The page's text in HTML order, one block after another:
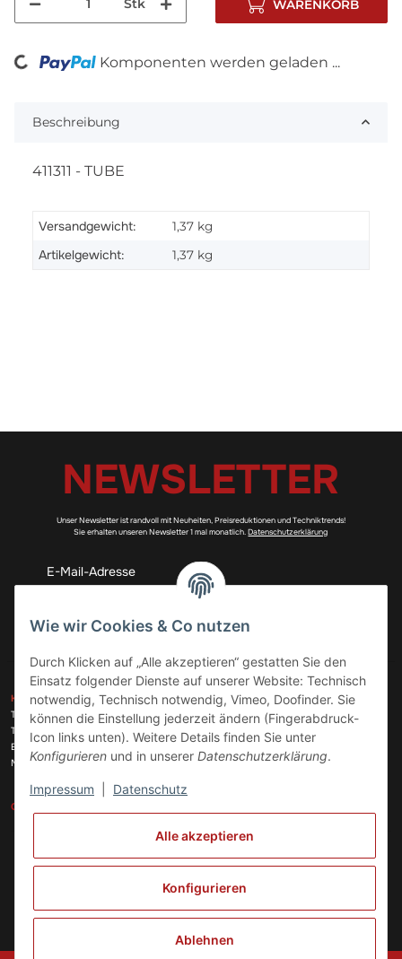
Stk WARENKORB
Loading... Komponenten werden geladen ...
Beschreibung
411311 - TUBE
Versandgewicht: 1,37 kg
Artikelgewicht: 1,37 kg
NEWSLETTER
Unser Newsletter ist randvoll mit Neuheiten, Preisreduktionen und Techniktrends!
Sie erhalten unseren Newsletter 1 mal monatlich.Datenschutzerklärung
Abonnieren
KONTAKT
Telefon:+49 (0)6074 816 08 0
Telefax:
+49 (0)6074 215 08 60
E-Mail:
info@meinhausgeraetedoc.de
Max Planck Str. 6 c, 63322 Rödermark
GESETZLICHE INFORMATIONEN
ZAHLUNGSARTEN
VERSANDARTEN
Vertrag widerrufen
Wie wir Cookies & Co nutzen
Durch Klicken auf „Alle akzeptieren“ gestatten Sie den
Einsatz folgender Dienste auf unserer Website: Technisch
notwendig, Technisch notwendig, Vimeo, Doofinder. Sie
können die Einstellung jederzeit ändern (Fingerabdruck-
Icon links unten). Weitere Details finden Sie unter
Konfigurieren und in unserer Datenschutzerklärung.
Impressum Datenschutz
Alle akzeptieren
Konfigurieren
Ablehnen